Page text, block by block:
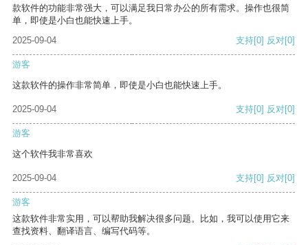
款软件的功能非常强大，可以满足我日常办公的所有需求。操作也很简
单，即使是小白也能快速上手。
2025-09-04
支持[0] 反对[0]
游客
这款软件的操作非常简单，即使是小白也能快速上手。
2025-09-04 支持[0] 反对[0]
游客
这个软件我非常喜欢
2025-09-04 支持[0] 反对[0]
游客
这款软件非常实用，可以帮助我解决很多问题。比如，我可以使用它来
查找资料、翻译语言、编写代码等。